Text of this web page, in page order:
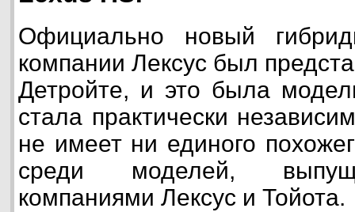
Официально новый
компании Лексус был
Детройте, и это была
стала практически
не имеет ни единого
среди моделей,
компаниями Лексус и Тойота.